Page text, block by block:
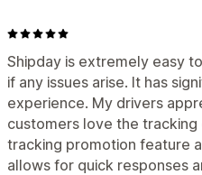
Shipday is extremely easy
if any issues arise. It has
experience. My drivers
customers love the
tracking promotion feature
allows for quick responses